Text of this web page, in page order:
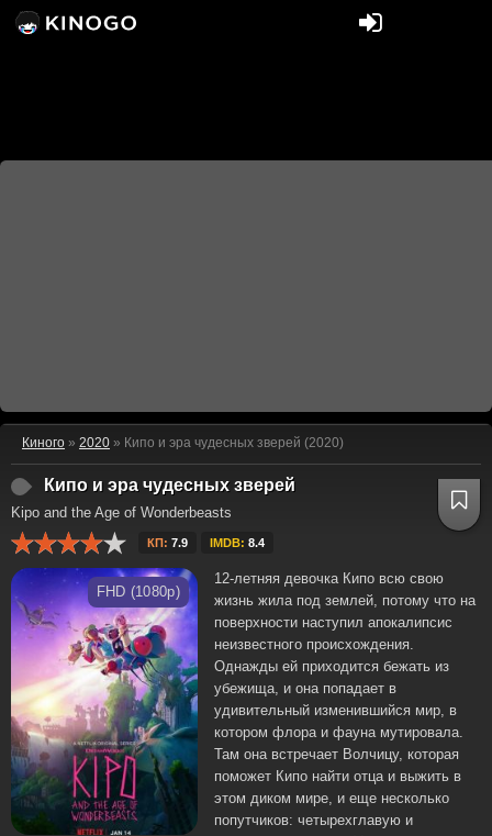
Киного » 2020 » Кипо и эра чудесных зверей (2020)
Кипо и эра чудесных зверей
Kipo and the Age of Wonderbeasts
КП: 7.9 IMDB: 8.4
FHD (1080p)
12-летняя девочка Кипо всю свою
жизнь жила под землей, потому что на
поверхности наступил апокалипсис
неизвестного происхождения.
Однажды ей приходится бежать из
убежища, и она попадает в
удивительный изменившийся мир, в
котором флора и фауна мутировала.
Там она встречает Волчицу, которая
поможет Кипо найти отца и выжить в
этом диком мире, и еще несколько
попутчиков: четырехглавую и